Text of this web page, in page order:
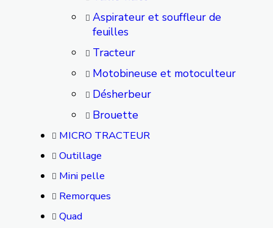
Aspirateur et souffleur de
feuilles
Tracteur
Motobineuse et motoculteur
Désherbeur
Brouette
MICRO TRACTEUR
Outillage
Mini pelle
Remorques
Quad